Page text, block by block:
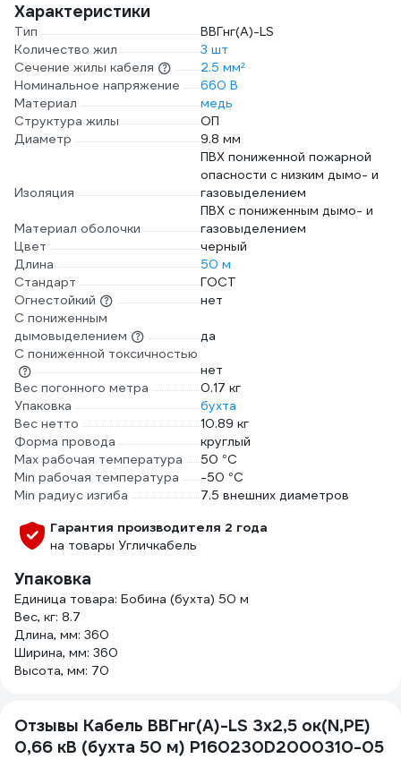
Характеристики
Тип
ВВГнг(А)-LS
Количество жил
3 шт
Сечение жилы кабеля
2.5 мм²
Номинальное напряжение
660 В
Материал
медь
Структура жилы
ОП
Диаметр
9.8 мм
Изоляция
ПВХ пониженной пожарной
опасности с низким дымо- и
газовыделением
Материал оболочки
ПВХ с пониженным дымо- и
газовыделением
Цвет
черный
Длина
50 м
Стандарт
ГОСТ
Огнестойкий
нет
С пониженным
дымовыделением
да
С пониженной токсичностью
нет
Вес погонного метра
0.17 кг
Упаковка
бухта
Вес нетто
10.89 кг
Форма провода
круглый
Max рабочая температура
50 °С
Min рабочая температура
-50 °С
Min радиус изгиба
7.5 внешних диаметров
Гарантия производителя 2 года
на товары Угличкабель
Упаковка
Единица товара: Бобина (бухта) 50 м
Вес, кг: 8.7
Длина, мм: 360
Ширина, мм: 360
Высота, мм: 70
Отзывы Кабель ВВГнг(А)-LS 3x2,5 ок(N,PE)
0,66 кВ (бухта 50 м) P160230D2000310-05